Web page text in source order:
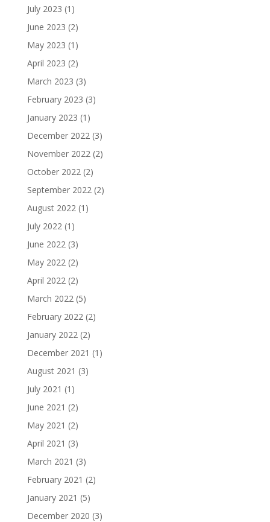
July 2023 (1)
June 2023 (2)
May 2023 (1)
April 2023 (2)
March 2023 (3)
February 2023 (3)
January 2023 (1)
December 2022(3)
November 2022(2)
October 2022(2)
September 2022(2)
August 2022(1)
July 2022(1)
June 2022(3)
May 2022(2)
April 2022(2)
March 2022(5)
February 2022(2)
January 2022(2)
December 2021 (1)
August 2021 (3)
July 2021 (1)
June 2021 (2)
May 2021 (2)
April 2021 (3)
March 2021 (3)
February 2021 (2)
January 2021 (5)
December 2020 (3)